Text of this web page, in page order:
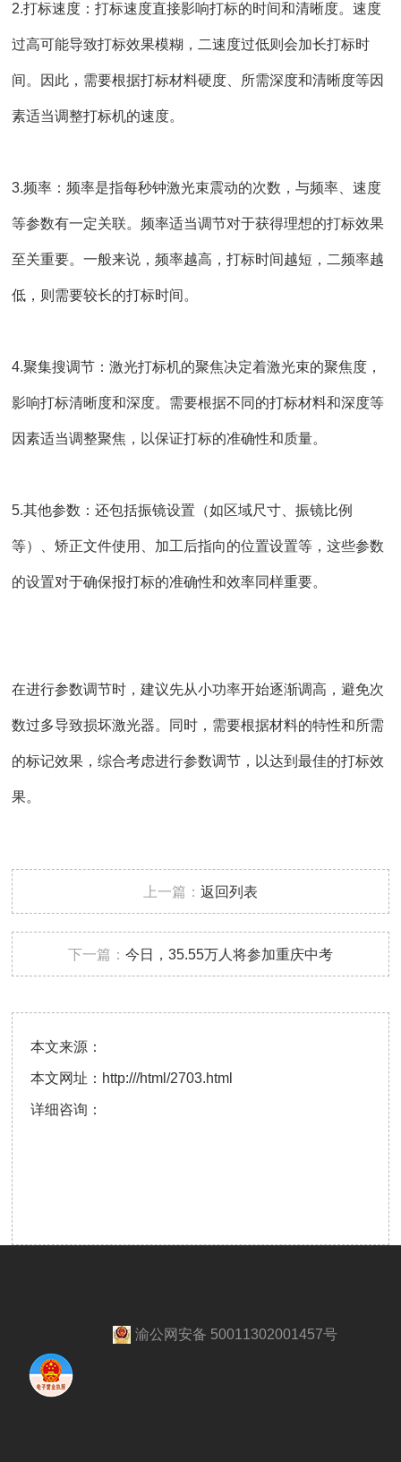
2.打标速度：打标速度直接影响打标的时间和清晰度。速度
过高可能导致打标效果模糊，二速度过低则会加长打标时
间。因此，需要根据打标材料硬度 、所需深度和清晰度等因
素适当调整打标机的速度。
3.频率：频率是指每秒钟激光束震动的次数，与频率、速度
等参数有一定关联。频率适当调节对于获得理想的打标效果
至关重要。一般来说，频率越高，打标时间越短，二频率越
低，则需要较长的打标时间。
4.聚集搜调节：激光打标机的聚焦决定着激光束的聚焦度，
影响打标清晰度和深度。需要根据不同的打标材料和深度等
因素适当调整聚焦，以保证打标的准确性和质量。
5.其他参数：还包括振镜设置（如区域尺寸、振镜比例
等）、矫正文件使用、加工后指向的位置设置等，这些参数
的设置对于确保报打标的准确性和效率同样重要。
在进行参数调节时，建议先从小功率开始逐渐调高，避免次
数过多导致损坏激光器。同时，需要根据材料的特性和所需
的标记效果，综合考虑进行参数调节，以达到最佳的打标效
果。
上一篇： 返回列表
下一篇： 今日，35.55万人将参加重庆中考
本文来源：
本文网址： http:///html/2703.html
详细咨询：
渝公网安备 50011302001457号